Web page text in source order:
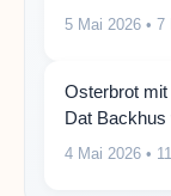
5 Mai 2026 • 7
Osterbrot
Dat
4 Mai 2026 •